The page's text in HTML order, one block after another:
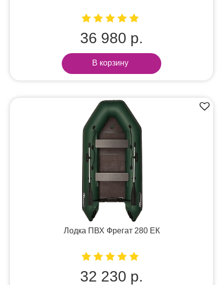
36 980 р.
В корзину
Лодка ПВХ Фрегат 280 ЕК
32 230 р.